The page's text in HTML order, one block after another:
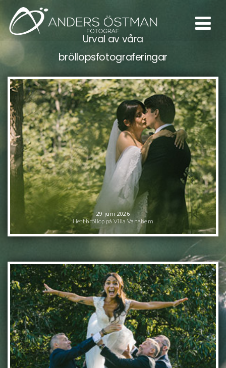
Urval av våra
bröllopsfotograferingar
29 juni 2026
Hett bröllop på Villa Vanahem